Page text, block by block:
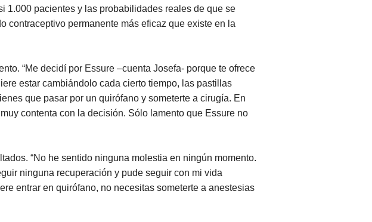
1.000 pacientes y las probabilidades reales de que se
contraceptivo permanente más eficaz que existe en la
“Me decidí por Essure –cuenta Josefa- porque te ofrece
estar cambiándolo cada cierto tiempo, las pastillas
que pasar por un quirófano y someterte a cirugía. En
contenta con la decisión. Sólo lamento que Essure no
“No he sentido ninguna molestia en ningún momento.
ninguna recuperación y pude seguir con mi vida
entrar en quirófano, no necesitas someterte a anestesias